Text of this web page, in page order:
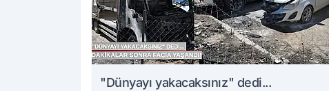
"Dünyayı yakacaksınız" dedi...